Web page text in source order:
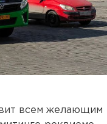
всем желающим